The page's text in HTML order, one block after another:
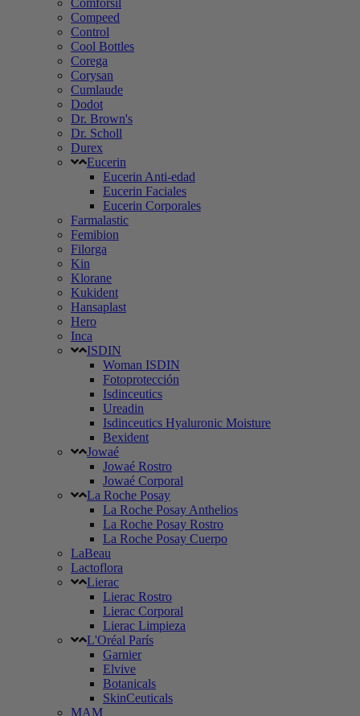
Comforsil
Compeed
Control
Cool Bottles
Corega
Corysan
Cumlaude
Dodot
Dr. Brown's
Dr. Scholl
Durex
Eucerin
Eucerin Anti-edad
Eucerin Faciales
Eucerin Corporales
Farmalastic
Femibion
Filorga
Kin
Klorane
Kukident
Hansaplast
Hero
Inca
ISDIN
Woman ISDIN
Fotoprotección
Isdinceutics
Ureadin
Isdinceutics Hyaluronic Moisture
Bexident
Jowaé
Jowaé Rostro
Jowaé Corporal
La Roche Posay
La Roche Posay Anthelios
La Roche Posay Rostro
La Roche Posay Cuerpo
LaBeau
Lactoflora
Lierac
Lierac Rostro
Lierac Corporal
Lierac Limpieza
L'Oréal París
Garnier
Elvive
Botanicals
SkinCeuticals
MAM